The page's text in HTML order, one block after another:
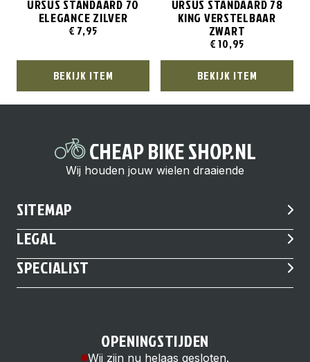
URSUS STANDAARD 70
ELEGANCE ZILVER
€ 7,95
BEKIJK ITEM
URSUS STANDAARD 78
KING VERSTELBAAR
ZWART
€10,95
BEKIJK ITEM
CHEAP BIKE SHOP.NL
Wij houden jouw wielen draaiende
SITEMAP
LEGAL
SPECIALIST
OPENINGSTIJDEN
Wij zijn nu helaas gesloten.